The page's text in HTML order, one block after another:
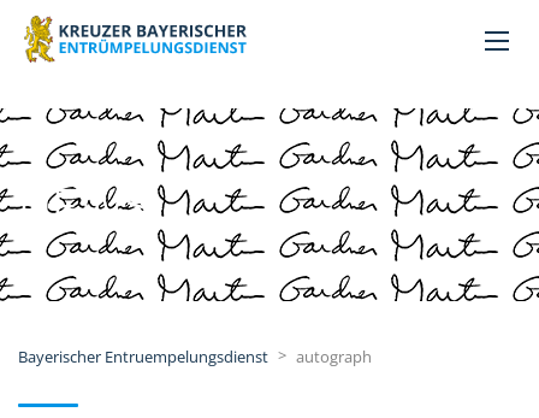
NEWS
Bayerischer Entruempelungsdienst > autograph